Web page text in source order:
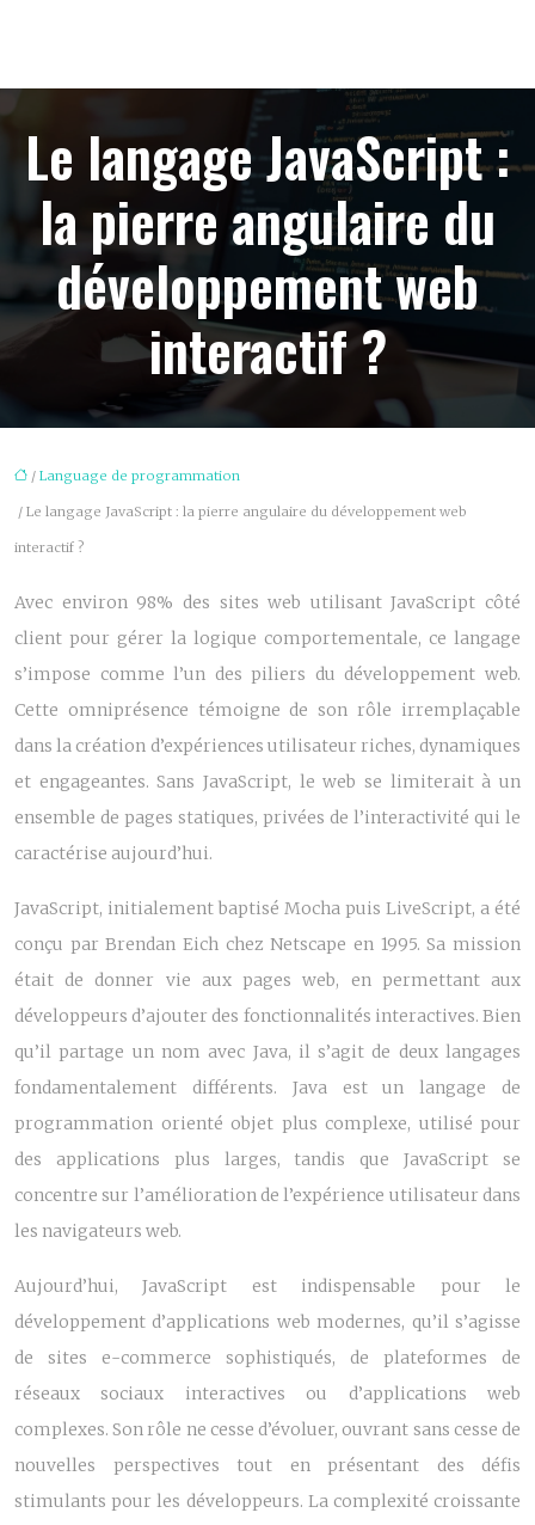
Le langage JavaScript :
la pierre angulaire du
développement web
interactif ?
/ Language de programmation
/ Le langage JavaScript : la pierre angulaire du développement web
interactif ?
Avec environ 98% des sites web utilisant JavaScript côté
client pour gérer la logique comportementale, ce langage
s’impose comme l’un des piliers du développement web.
Cette omniprésence témoigne de son rôle irremplaçable
dans la création d’expériences utilisateur riches, dynamiques
et engageantes. Sans JavaScript, le web se limiterait à un
ensemble de pages statiques, privées de l’interactivité qui le
caractérise aujourd’hui.
JavaScript, initialement baptisé Mocha puis LiveScript, a été
conçu par Brendan Eich chez Netscape en 1995. Sa mission
était de donner vie aux pages web, en permettant aux
développeurs d’ajouter des fonctionnalités interactives. Bien
qu’il partage un nom avec Java, il s’agit de deux langages
fondamentalement différents. Java est un langage de
programmation orienté objet plus complexe, utilisé pour
des applications plus larges, tandis que JavaScript se
concentre sur l’amélioration de l’expérience utilisateur dans
les navigateurs web.
Aujourd’hui, JavaScript est indispensable pour le
développement d’applications web modernes, qu’il s’agisse
de sites e-commerce sophistiqués, de plateformes de
réseaux sociaux interactives ou d’applications web
complexes. Son rôle ne cesse d’évoluer, ouvrant sans cesse de
nouvelles perspectives tout en présentant des défis
stimulants pour les développeurs. La complexité croissante